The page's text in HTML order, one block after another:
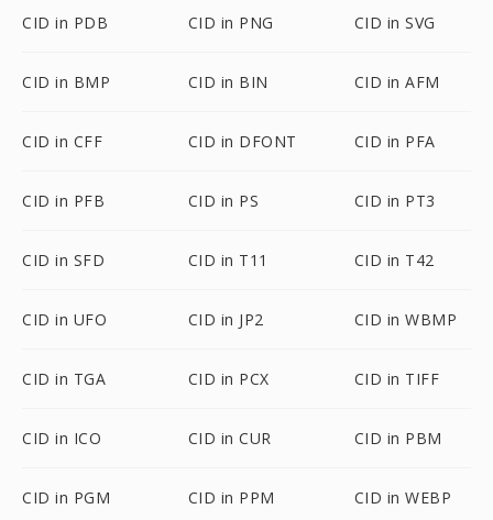
CID in PDB CID in PNG CID in SVG
CID in BMP CID in BIN CID in AFM
CID in CFF CID in DFONT CID in PFA
CID in PFB CID in PS CID in PT3
CID in SFD CID in T11 CID in T42
CID in UFO CID in JP2 CID in WBMP
CID in TGA CID in PCX CID in TIFF
CID in ICO CID in CUR CID in PBM
CID in PGM CID in PPM CID in WEBP